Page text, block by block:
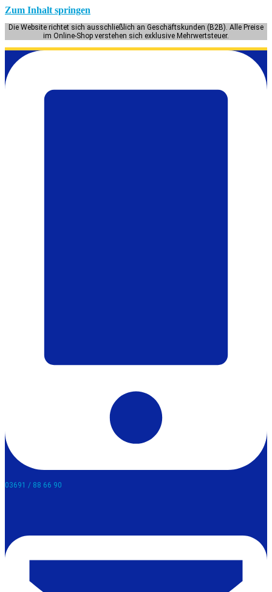
Zum Inhalt springen
Die Website richtet sich ausschließlich an Geschäftskunden (B2B). Alle Preise
im Online-Shop verstehen sich exklusive Mehrwertsteuer.
03691 / 88 66 90​